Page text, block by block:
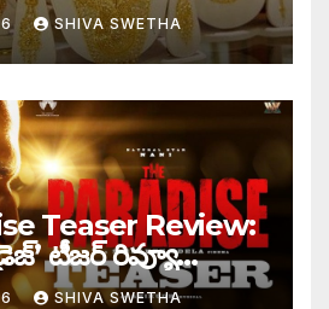
SHIVA SWETHA
Teaser Review:
టీజర్ రివ్యూ…
SHIVA SWETHA